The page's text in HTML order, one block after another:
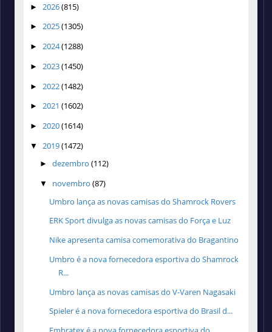
► 2026(815)
► 2025(1305)
► 2024(1288)
► 2023(1450)
► 2022(1482)
► 2021 (1602)
► 2020(1614)
▼ 2019(1472)
► dezembro (112)
▼ novembro (87)
Umbro lança as novas camisas do Shamrock Rovers
ERK Sport divulga as novas camisas do Força e Luz
Nike apresenta camisa comemorativa do Bragantino
Umbro é a nova fornecedora esportiva do Shamrock
R...
Umbro lança as novas camisas do V-Varen Nagasaki
Spieler é a nova fornecedora esportiva do Brasil d...